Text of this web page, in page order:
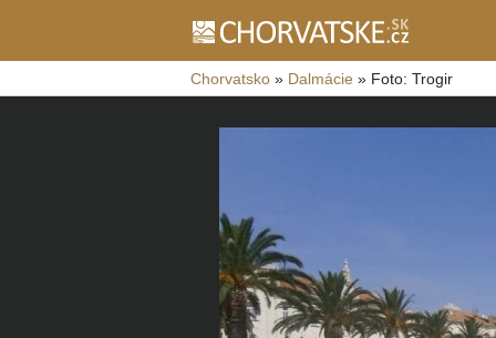
Chorvatsko » Dalmácie » Foto: Trogir